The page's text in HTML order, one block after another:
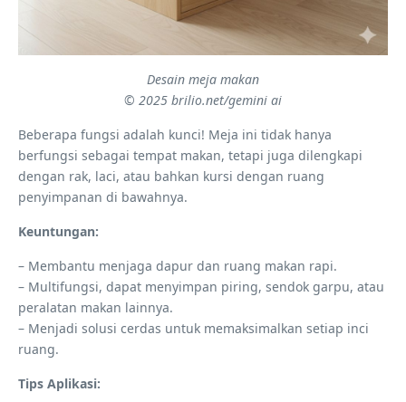
Desain meja makan
© 2025 brilio.net/gemini ai
Beberapa fungsi adalah kunci! Meja ini tidak hanya
berfungsi sebagai tempat makan, tetapi juga dilengkapi
dengan rak, laci, atau bahkan kursi dengan ruang
penyimpanan di bawahnya.
Keuntungan:
– Membantu menjaga dapur dan ruang makan rapi.
– Multifungsi, dapat menyimpan piring, sendok garpu, atau
peralatan makan lainnya.
– Menjadi solusi cerdas untuk memaksimalkan setiap inci
ruang.
Tips Aplikasi: